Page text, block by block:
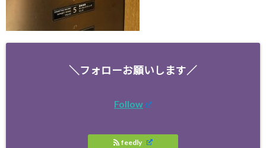
＼フォローお願いします／
Follow
feedly